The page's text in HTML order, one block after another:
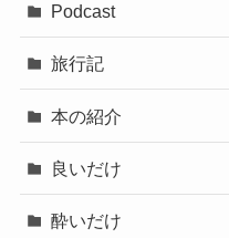
Podcast
旅行記
本の紹介
良いだけ
酔いだけ